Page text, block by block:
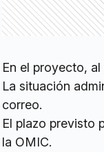
En el proyecto, al
La situación
correo.
El plazo previsto
la OMIC.